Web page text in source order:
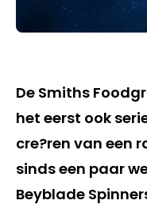
De Smiths
het eerst ook
cre?ren van een
sinds een paar
Beyblade